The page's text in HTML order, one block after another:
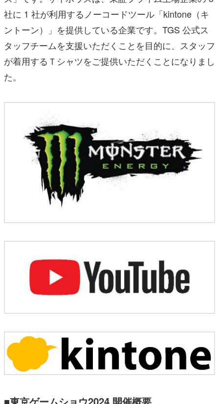
社に 1 社が利用するノーコードツール「kintone（キ
ントーン）」を提供している企業です。TGS 公式ス
タッフチームを支援いただくことを目的に、スタッフ
が着用するＴシャツをご提供いただくことになりまし
た。